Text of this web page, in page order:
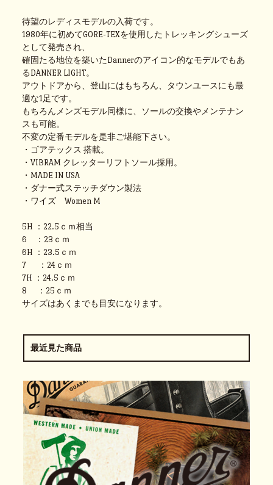
待望のレディスモデルの入荷です。
1980年に初めてGORE-TEXを使用したトレッキングシューズ
として発売され、
確固たる地位を築いたDannerのアイコン的なモデルでもあ
るDANNER LIGHT。
アウトドアから、登山にはもちろん、タウンユースにも最
適な1足です。
もちろんメンズモデル同様に、ソールの交換やメンテナン
スも可能。
不変の定番モデルを是非ご堪能下さい。
・ゴアテックス 搭載。
・VIBRAM クレッターリフトソール採用。
・MADE IN USA
・ダナー式ステッチダウン製法
・ワイズ Women M
5H ：22.5ｃｍ相当
6 ：23ｃｍ
6H ：23.5ｃｍ
7 ：24ｃｍ
7H ：24.5ｃｍ
8 ：25ｃｍ
サイズはあくまでも目安になります。
最近見た商品